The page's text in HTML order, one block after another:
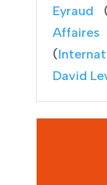
Eyraud (
Affaires
(
David